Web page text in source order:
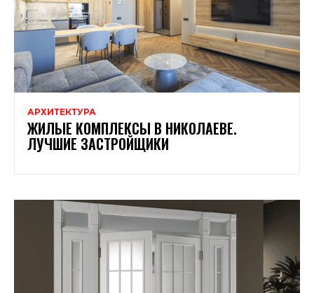
АРХИТЕКТУРА
ЖИЛЫЕ КОМПЛЕКСЫ В НИКОЛАЕВЕ.
ЛУЧШИЕ ЗАСТРОЙЩИКИ